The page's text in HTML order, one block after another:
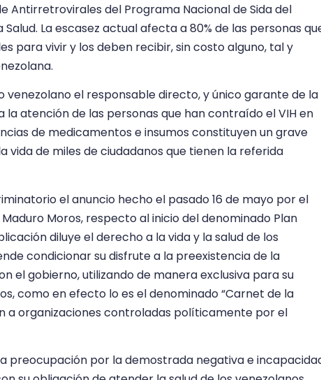
Antirretrovirales del Programa Nacional de Sida del
La escasez actual afecta a 80% de las personas
para vivir y los deben recibir, sin costo alguno, tal y
venezolano el responsable directo, y único garante de la
atención de las personas que han contraído el VIH en
de medicamentos e insumos constituyen un grave
vida de miles de ciudadanos que tienen la referida
el anuncio hecho el pasado 16 de mayo por el
Moros, respecto al inicio del denominado Plan
diluye el derecho a la vida y la salud de los
condicionar su disfrute a la preexistencia de la
el gobierno, utilizando de manera exclusiva para su
como en efecto lo es el denominado “Carnet de la
a organizaciones controladas políticamente por el
preocupación por la demostrada negativa e